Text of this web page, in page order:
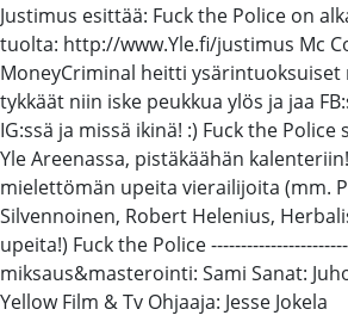
Justimus esittää: Fuck the Police on
tuolta: http://www.Yle.fi/justimus Mc
MoneyCriminal heitti ysärintuoksuiset
tykkäät niin iske peukkua ylös ja jaa
IG:ssä ja missä ikinä! :) Fuck the Police
Yle Areenassa, pistäkäähän
mielettömän upeita vierailijoita (mm.
Silvennoinen, Robert Helenius,
upeita!) Fuck the Police
miksaus&masterointi: Sami Sanat:
Yellow Film & Tv Ohjaaja: Jesse Jokela